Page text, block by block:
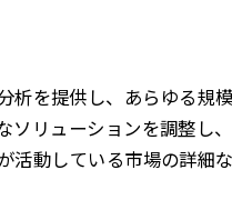
を提供し、あらゆる規
リューションを調整し
活動している市場の詳細